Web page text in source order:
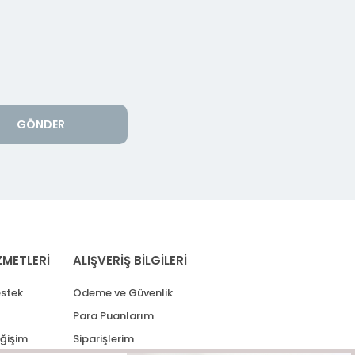
GÖNDER
ALIŞVERİŞ BİLGİLERİ
Ödeme ve Güvenlik
Para Puanlarım
Siparişlerim